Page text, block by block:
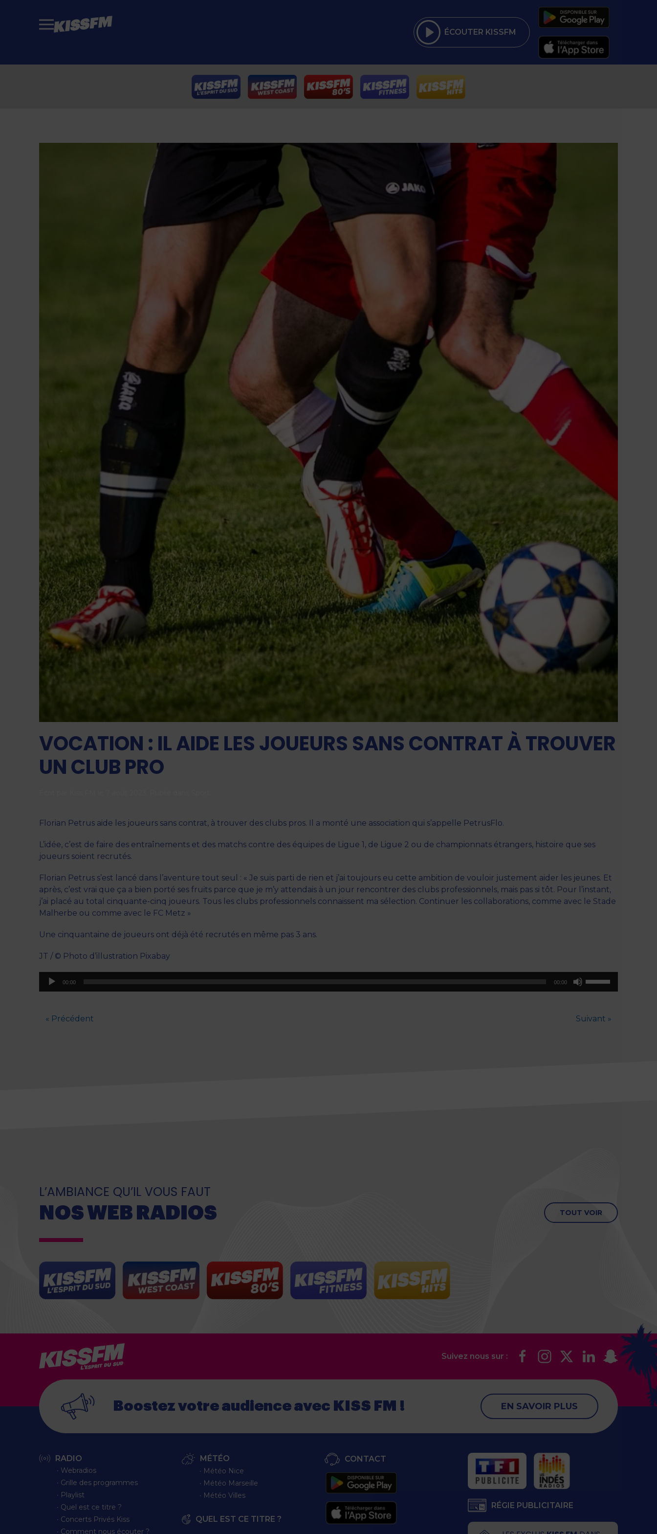
Passer au contenu principal ÉCOUTER KISSFM
VOCATION : IL AIDE LES JOUEURS SANS CONTRAT À TROUVER
UN CLUB PRO
Florian Petrus aide les joueurs sans contrat, à trouver des clubs pros. Il a monté une association qui s’appelle PetrusFlo.
L’idée, c’est de faire des entraînements et des matchs contre des équipes de Ligue 1, de Ligue 2 ou de championnats étrangers, histoire que ses
joueurs soient recrutés.
Florian Petrus s’est lancé dans l’aventure tout seul : « Je suis parti de rien et j’ai toujours eu cette ambition de vouloir justement aider les jeunes. Et
après, c’est vrai que ça a bien porté ses fruits parce que je m’y attendais à un jour rencontrer des clubs professionnels, mais pas si tôt. Pour l’instant,
j’ai placé au total cinquante-cinq joueurs. Tous les clubs professionnels connaissent ma sélection. Continuer les collaborations, comme avec le Stade
Malherbe ou comme avec le FC Metz »
Une cinquantaine de joueurs ont déjà été recrutés en même pas 3 ans.
JT / © Photo d’illustration Pixabay
Lecteur
00:00 00:00
pour
« Précédent Suivant »
L’AMBIANCE QU’IL VOUS FAUT
NOS WEB RADIOS TOUT VOIR
Suivez nous sur :
Boostez votre audience avec KISS FM ! EN SAVOIR PLUS
RADIO
∙ Webradios
∙ Grille des programmes
∙ Playlist
∙ Quel est ce titre ?
∙ Concerts Privés Kiss
∙ Comment nous écouter ?
MÉTÉO
∙ Météo Nice
∙ Météo Marseille
∙ Météo Villes
QUEL EST CE TITRE ?
CONTACT
RÉGIE PUBLICITAIRE